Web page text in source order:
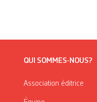
QUI SOMMES-NOUS?
Association éditrice